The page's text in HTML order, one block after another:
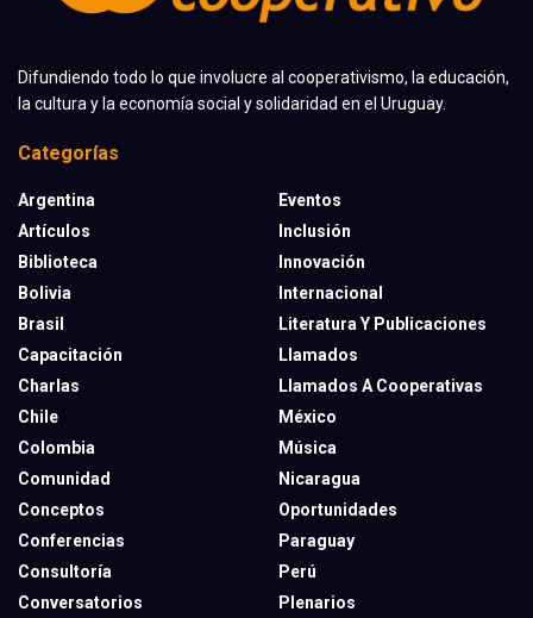
Difundiendo todo lo que involucre al cooperativismo, la educación,
la cultura y la economía social y solidaridad en el Uruguay.
Categorías
Argentina
Artículos
Biblioteca
Bolivia
Brasil
Capacitación
Charlas
Chile
Colombia
Comunidad
Conceptos
Conferencias
Consultoría
Conversatorios
Eventos
Inclusión
Innovación
Internacional
Literatura Y Publicaciones
Llamados
Llamados A Cooperativas
México
Música
Nicaragua
Oportunidades
Paraguay
Perú
Plenarios